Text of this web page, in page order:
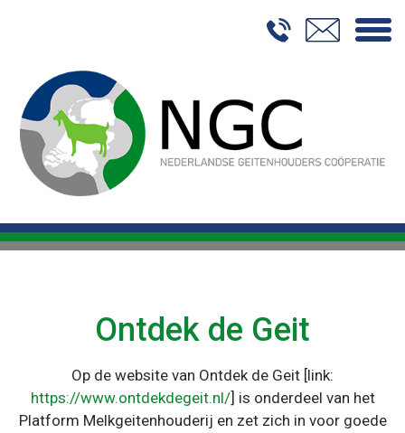
Ontdek de Geit
Op de website van Ontdek de Geit [link:
https://www.ontdekdegeit.nl/] is onderdeel van het
Platform Melkgeitenhouderij en zet zich in voor goede
Over NGC
Duurzaamheid
Onze Geitenhouders
Handel